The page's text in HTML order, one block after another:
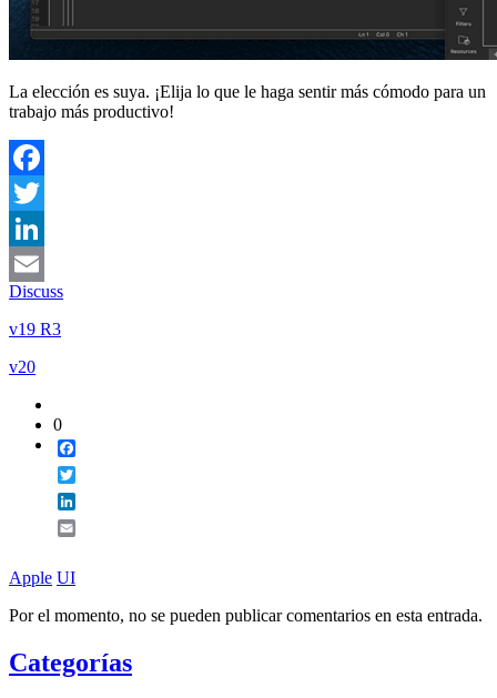
La elección es suya. ¡Elija lo que le haga sentir más cómodo para un
trabajo más productivo!
Facebook
Twitter
LinkedIn
Email
Discuss
v19 R3
v20
0
Apple UI
Por el momento, no se pueden publicar comentarios en esta entrada.
Categorías